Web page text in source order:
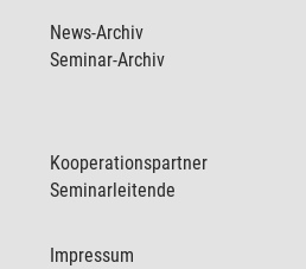
News-Archiv
Seminar-Archiv
Kooperationspartner
Seminarleitende
Impressum